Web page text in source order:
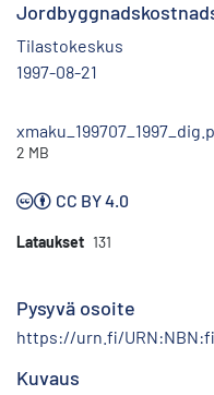
Tilastokeskus
1997-08-21
2 MB
CC BY 4.0
Lataukset 131
Pysyvä osoite
https://urn.fi/
Kuvaus